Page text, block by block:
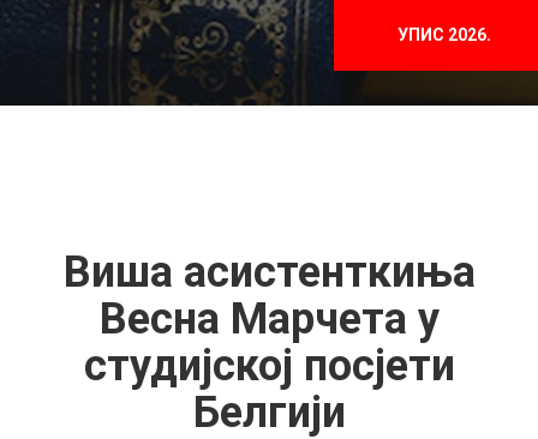
УПИС 2026.
Виша асистенткиња
Весна Марчета у
студијској посјети
Белгији